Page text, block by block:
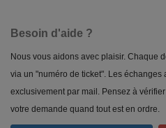
Besoin d'aide ?
Nous vous aidons avec plaisir. Chaque
via un "numéro de ticket". Les
exclusivement par mail. Pensez à
votre demande quand tout est en ordre.